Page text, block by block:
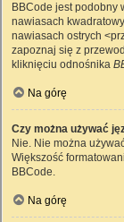
BBCode jest podobny
nawiasach
nawiasach ostrych
zapoznaj się z
kliknięciu odnośnika
Na górę
Czy można używać
Nie. Nie można
Większość
BBCode.
Na górę